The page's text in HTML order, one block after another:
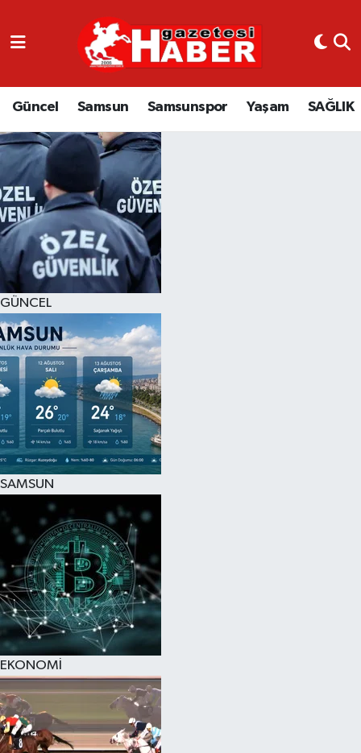
Güncel Samsun Samsunspor Yaşam SAĞLIK
GÜNCEL
SAMSUN
EKONOMİ
GÜNCEL
SAMSUN
SAMSUNSPOR
EKONOMİ
YAŞAM